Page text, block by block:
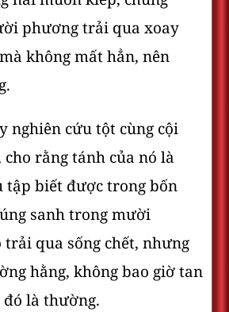
phương trải qua xoay
không mất hẳn, nên
nghiên cứu tột cùng cội
cho rằng tánh của nó là
tập biết được trong bốn
sanh trong mười
qua sống chết, nhưng
hằng, không bao giờ tan
là thường.